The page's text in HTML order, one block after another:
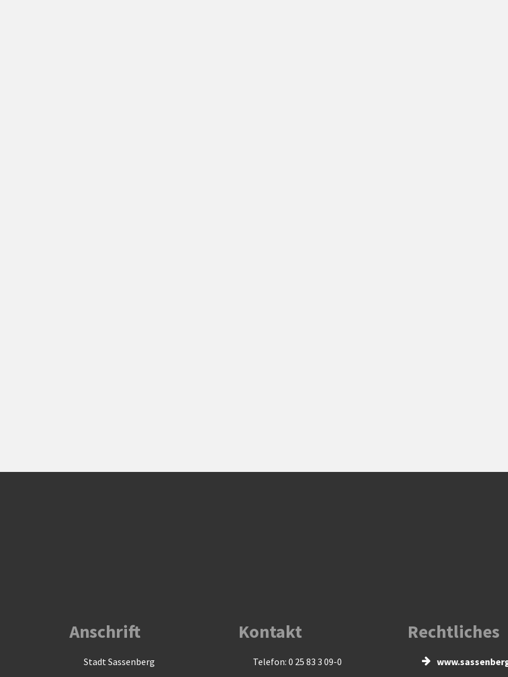
Anschrift
Stadt Sassenberg
Kontakt
Telefon: 0 25 83 3 09-0
Rechtliches